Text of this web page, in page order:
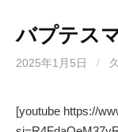
バプテス
2025年1月5日 /
[youtube https://